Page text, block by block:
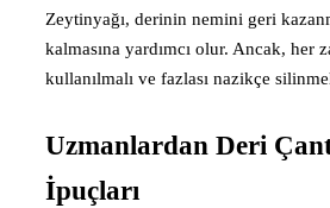
Zeytinyağı, derinin nemini geri
kalmasına yardımcı olur. Ancak, her
kullanılmalı ve fazlası nazikçe
Uzmanlardan Deri
İpuçları